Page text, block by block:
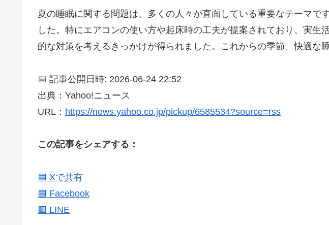
夏の睡眠に関する問題は、多くの人々が直面している重要なテーマ
した。特にエアコンの使い方や起床時の工夫が提案されており、実
的な対策を考えるきっかけが得られました。これからの季節、快適な
📅 記事公開日時: 2026-06-24 22:52
出典：Yahoo!ニュース
URL： https://news.yahoo.co.jp/pickup/6585534?source=rss
この記事をシェアする：
🟦 Xで共有
🟦 Facebook
🟩 LINE